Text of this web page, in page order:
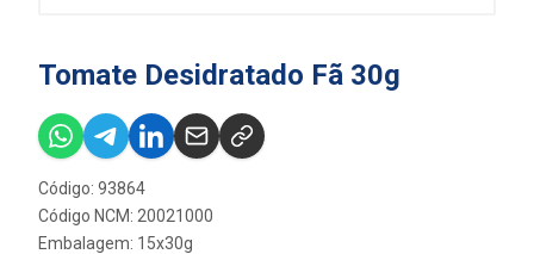
Tomate Desidratado Fã 30g
Código: 93864
Código NCM: 20021000
Embalagem: 15x30g